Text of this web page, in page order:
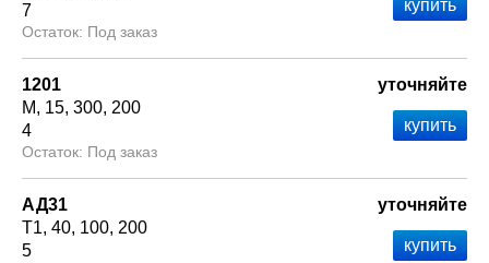
7
Под заказ
1201
М
15 300 200
4
Под заказ
уточняйте
АД31
Т1 40 100 200
5
уточняйте